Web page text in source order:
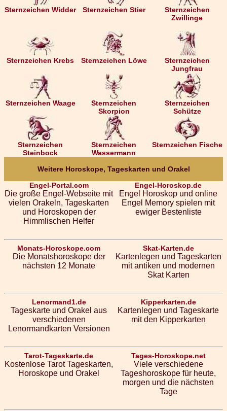
Sternzeichen Widder Sternzeichen Stier
Sternzeichen
Zwillinge
Sternzeichen Krebs Sternzeichen Löwe
Sternzeichen
Jungfrau
Sternzeichen Waage
Sternzeichen
Skorpion
Sternzeichen
Schütze
Sternzeichen
Steinbock
Sternzeichen
Wassermann
Sternzeichen Fische
Weitere Horoskope, Tageskarten und Orakel
Engel-Portal.com
Die große Engel-Webseite mit
vielen Orakeln, Tageskarten
und Horoskopen der
Himmlischen Helfer
Engel-Horoskop.de
Engel Horoskop und online
Engel Memory spielen mit
ewiger Bestenliste
Monats-Horoskope.com
Die Monatshoroskope der
nächsten 12 Monate
Skat-Karten.de
Kartenlegen und Tageskarten
mit antiken und modernen
Skat Karten
Lenormand1.de
Tageskarte und Orakel aus
verschiedenen
Lenormandkarten Versionen
Kipperkarten.de
Kartenlegen und Tageskarte
mit den Kipperkarten
Tarot-Tageskarte.de
Kostenlose Tarot Tageskarten,
Horoskope und Orakel
Tages-Horoskope.net
Viele verschiedene
Tageshoroskope für heute,
morgen und die nächsten
Tage